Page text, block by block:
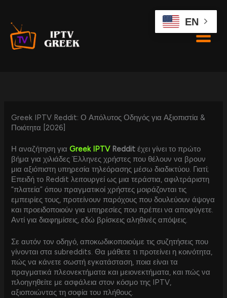
content
Greek IPTV Reddit: Ο Απόλυτος Οδηγός για Αξιοπιστία &
Ποιότητα [2026]
Η αναζήτηση γιαGreek IPTVReddit έχει γίνει το πρώτο
βήμα για χιλιάδες Έλληνες χρήστες που θέλουν να βρουν
μια αξιόπιστη υπηρεσία τηλεόρασης μέσω διαδικτύου. Γιατί;
Επειδή το Reddit λειτουργεί ως μια τεράστια, αφιλτράριστη
“πλατεία” όπου πραγματικοί χρήστες μοιράζονται τις
εμπειρίες τους, προτείνουν παρόχους που δουλεύουν άψογα
και προειδοποιούν για υπηρεσίες που πρέπει να αποφύγετε.
Αντί για διαφημίσεις, εδώ βρίσκεις αληθινές απόψεις.
Σε αυτόν τον οδηγό, αποκωδικοποιούμε τις συζητήσεις που
γίνονται στα subreddits. Θα μάθετε τι προτείνει η κοινότητα,
πώς να κάνετε σωστή εγκατάσταση, ποια είναι τα
πραγματικά πλεονεκτήματα και μειονεκτήματα, και πώς να
πλοηγηθείτε με ασφάλεια στον κόσμο της IPTV,
αξιοποιώντας τη σοφία του πλήθους.
EN